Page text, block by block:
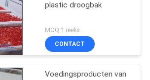
plastic droogbak
MOQ:1 reeks
CONTACT
Voedingsproducten van